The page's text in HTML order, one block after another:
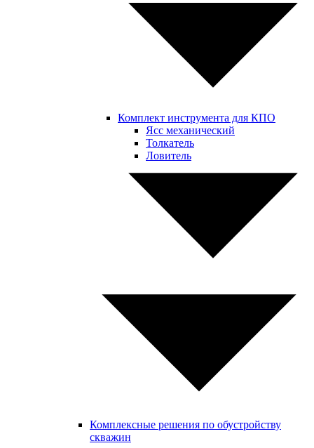
Комплект инструмента для КПО
Ясс механический
Толкатель
Ловитель
Комплексные решения по обустройству
скважин